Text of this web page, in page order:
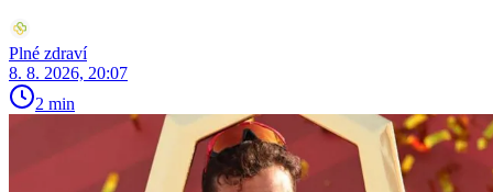
Plné zdraví
8. 8. 2026, 20:07
2 min